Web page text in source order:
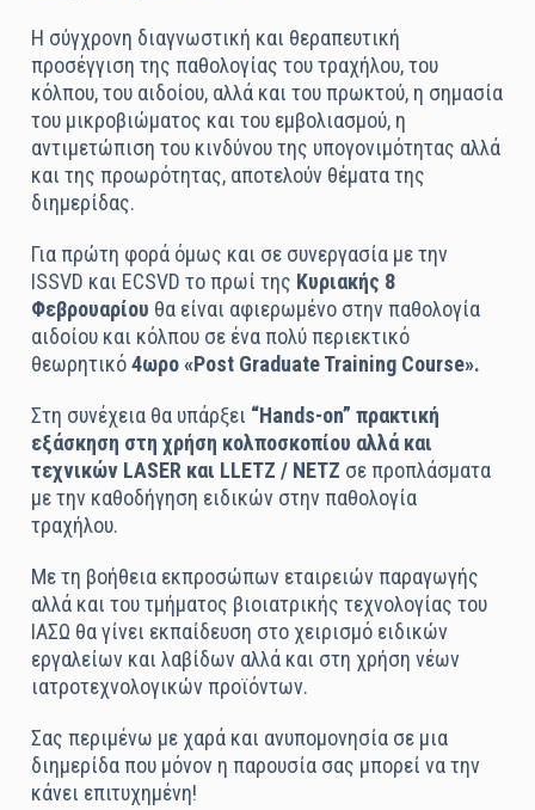
H σύγχρονη διαγνωστική και θεραπευτική
προσέγγιση της παθολογίας του τραχήλου, του
κόλπου, του αιδοίου, αλλά και του πρωκτού, η σημασία
του μικροβιώματος και του εμβολιασμού, η
αντιμετώπιση του κινδύνου της υπογονιμότητας αλλά
και της προωρότητας, αποτελούν θέματα της
διημερίδας.
Για πρώτη φορά όμως και σε συνεργασία με την
ISSVD και ECSVD το πρωί της Κυριακής 8
Φεβρουαρίου θα είναι αφιερωμένο στην παθολογία
αιδοίου και κόλπου σε ένα πολύ περιεκτικό
θεωρητικό4ωρο «Post Graduate Training Course».
Στη συνέχεια θα υπάρξει “Hands-on” πρακτική
εξάσκηση στη χρήση κολποσκοπίου αλλά και
τεχνικών LASER και LLETZ / NETZ σε προπλάσματα
με την καθοδήγηση ειδικών στην παθολογία
τραχήλου.
Με τη βοήθεια εκπροσώπων εταιρειών παραγωγής
αλλά και του τμήματος βιοιατρικής τεχνολογίας του
ΙΑΣΩ θα γίνει εκπαίδευση στο χειρισμό ειδικών
εργαλείων και λαβίδων αλλά και στη χρήση νέων
ιατροτεχνολογικών προϊόντων.
Σας περιμένω με χαρά και ανυπομονησία σε μια
διημερίδα που μόνον η παρουσία σας μπορεί να την
κάνει επιτυχημένη!